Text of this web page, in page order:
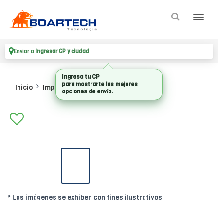
Enviar a Ingresar CP y ciudad
Inicio Impresoras Impresoras Termicas
* Las imágenes se exhiben con fines ilustrativos.
Ingresa tu CP
para mostrarte las mejores
opciones de envío.